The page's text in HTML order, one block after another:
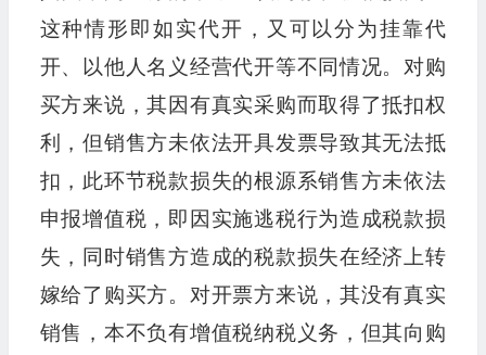
这种情形即如实代开，又可以分为挂靠代
开、以他人名义经营代开等不同情况。对购
买方来说，其因有真实采购而取得了抵扣权
利，但销售方未依法开具发票导致其无法抵
扣，此环节税款损失的根源系销售方未依法
申报增值税，即因实施逃税行为造成税款损
失，同时销售方造成的税款损失在经济上转
嫁给了购买方。对开票方来说，其没有真实
销售，本不负有增值税纳税义务，但其向购